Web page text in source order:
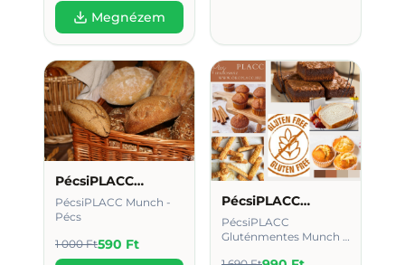
Megnézem
PécsiPLACC
Iparosház
Csemege
PécsiPLACC Munch -
Pécs
1 000 Ft590 Ft
PécsiPLACC
Iparosház
Csemege
PécsiPLACC
Gluténmentes Munch -